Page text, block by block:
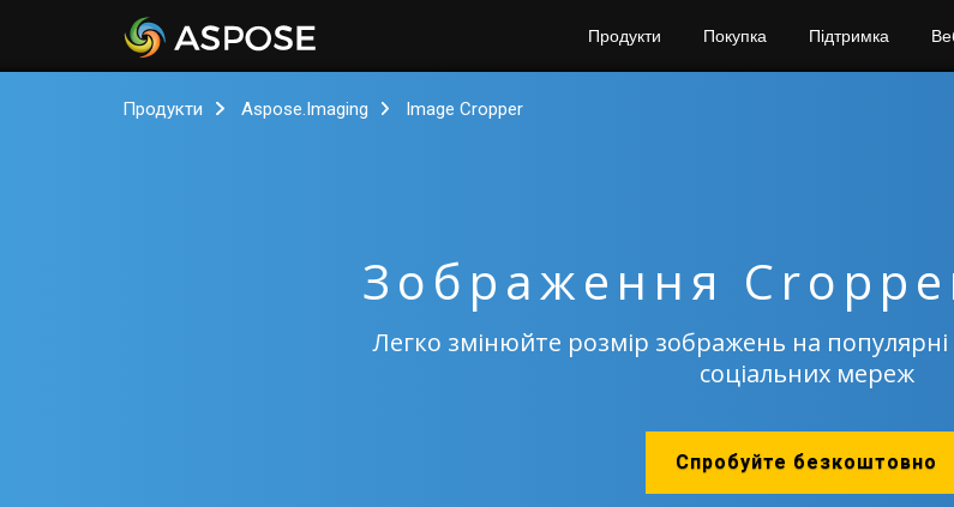
Продукти Покупка Підтримка
Продукти Aspose.Imaging Image Cropper
Зображення
Легко змінюйте розмір зображень на
соціальних мереж
Спробуйте безкоштовно